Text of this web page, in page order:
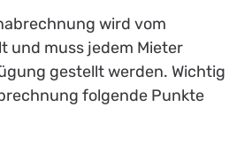
wird vom
und muss jedem Mieter
gestellt werden. Wichtig
folgende Punkte